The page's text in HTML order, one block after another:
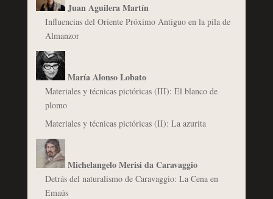
Juan Aguilera Martín
Influencias del Oriente Próximo Antiguo en la pila de
Almanzor
María Alonso Lobato
Materiales y técnicas pictóricas (III): El blanco de
plomo
Materiales y técnicas pictóricas (II): La azurita
Michelangelo Merisi da Caravaggio
Detrás del naturalismo de Caravaggio: La Cena en
Emaús